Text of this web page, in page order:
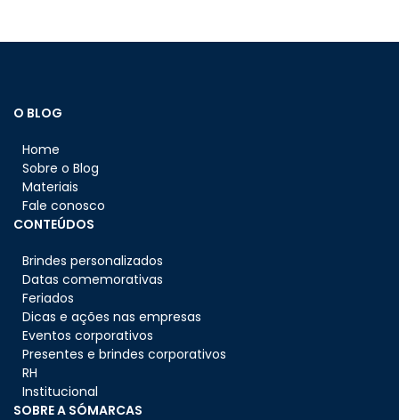
O BLOG
Home
Sobre o Blog
Materiais
Fale conosco
CONTEÚDOS
Brindes personalizados
Datas comemorativas
Feriados
Dicas e ações nas empresas
Eventos corporativos
Presentes e brindes corporativos
RH
Institucional
SOBRE A SÓMARCAS